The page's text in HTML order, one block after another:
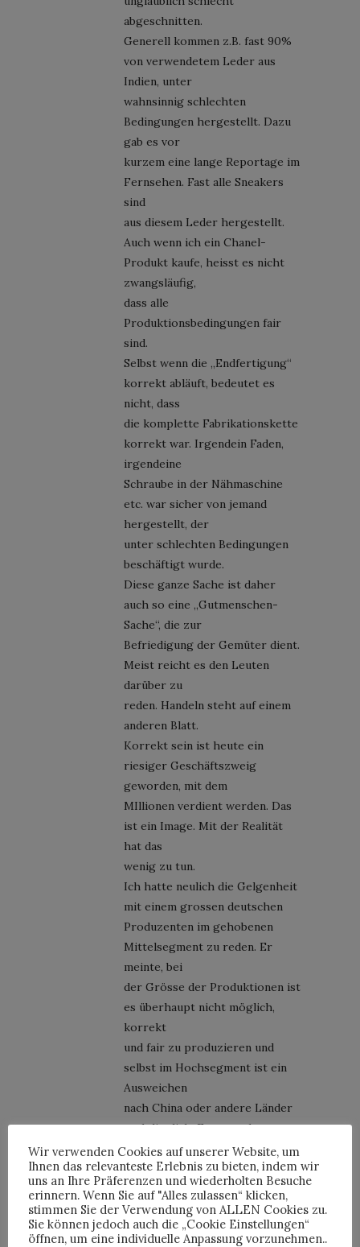
abgeschnitten.
Generell kommen z.B. fast 90%
von verwendetem Leder aus
Indien, unter
wahnsinnig schlechten
Bedingungen hergestellt. Dazu
gab es vor
kurzem eine lange Reportage im
Fernsehen. Fast alle Sneakers
sind
aus diesem Leder hergestellt.
Auch wenn ich ein Chanel-
Produkt kaufe, heisst es nicht
zwangsläufig,
dass alle
Produktionsbedingungen fair
sind.
Selbst wenn die „Endfertigung“
korrekt abläuft, bedeutet es
nicht, dass
die komplette Fabrikationskette
korrekt war. Irgendein Faden,
irgendeine
Schraube in der Nähmaschine
etc. war sicher von jemand
hergestellt, der
unter schlechten Bedingungen
beschäftigt wurde.
Diese ganze Sache ist daher
auch so eine „Gutmenschen-
Sache“, die zur
Befriedigung der Gemüter dient.
Meist reicht es den Leuten
darüber zu
reden. Handeln steht auf einem
anderen Blatt.
Korrekt sein ist heute ein
riesiger Geschäftszweig
geworden, mit dem
MIllionen verdient werden. Das
ist ein Image. Mit der Realität
hat das
wenig zu tun.
Ich hatte neulich die Gelgenheit
mit einem grossen deutschen
Produzenten im gehobenen
Mittelsegment zu reden. Er
meinte, bei
der Grösse der Produktionen ist
es überhaupt nicht möglich,
korrekt
und fair zu produzieren und
selbst im Hochsegment ist ein
Ausweichen
nach China oder andere Länder
unabdinglich. Er war sehr
ehrlich und
hat mir Dinge erzählt, dass mir
fast schwindelig wurde.
Die Konsequenz für ich ist, alles
lange zu tragen. Ich habe viele
Wir verwenden Cookies auf unserer Website, um
Ihnen das relevanteste Erlebnis zu bieten, indem wir
uns an Ihre Präferenzen und wiederholten Besuche
erinnern. Wenn Sie auf "Alles zulassen“ klicken,
stimmen Sie der Verwendung von ALLEN Cookies zu.
Sie können jedoch auch die „Cookie Einstellungen“
öffnen, um eine individuelle Anpassung vorzunehmen..